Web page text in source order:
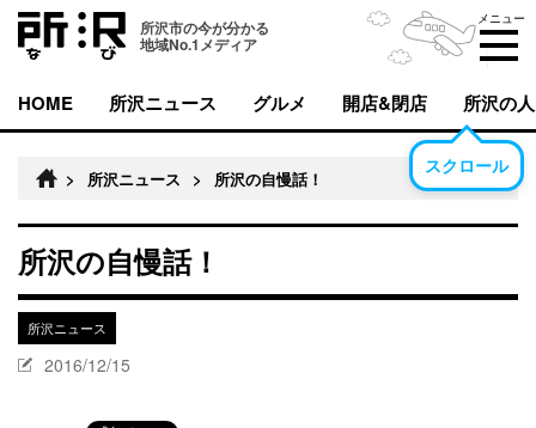
所沢市の今が分かる
地域No.1メディア
メニュー
HOME 所沢ニュース グルメ 開店&閉店 所沢の人
スクロール
> 所沢ニュース > 所沢の自慢話！
所沢の自慢話！
所沢ニュース
2016/12/15